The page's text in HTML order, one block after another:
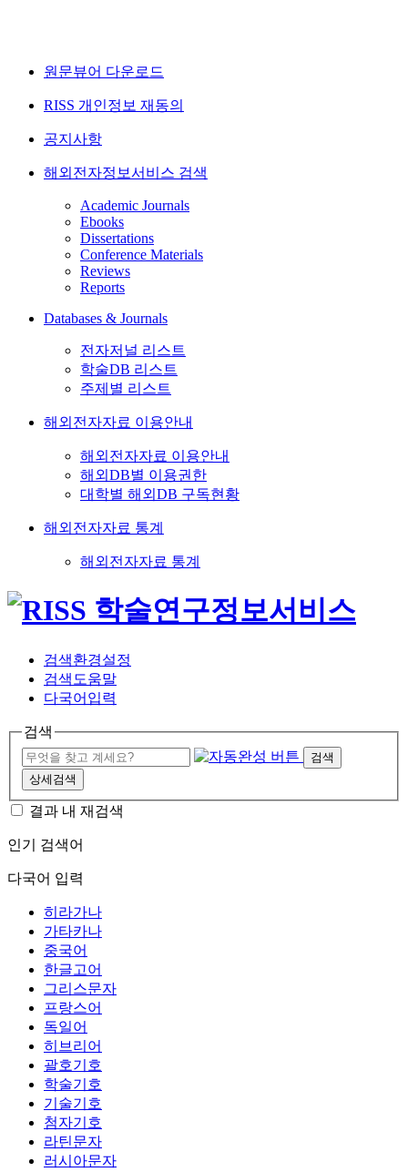
원문뷰어 다운로드
RISS 개인정보 재동의
공지사항
해외전자정보서비스 검색
Academic Journals
Ebooks
Dissertations
Conference Materials
Reviews
Reports
Databases & Journals
전자저널 리스트
학술DB 리스트
주제별 리스트
해외전자자료 이용안내
해외전자자료 이용안내
해외DB별 이용권한
대학별 해외DB 구독현황
해외전자자료 통계
해외전자자료 통계
검색환경설정
검색도움말
다국어입력
검색
검색
상세검색
결과 내 재검색
인기 검색어
다국어 입력
히라가나
가타카나
중국어
한글고어
그리스문자
프랑스어
독일어
히브리어
괄호기호
학술기호
기술기호
첨자기호
라틴문자
러시아문자